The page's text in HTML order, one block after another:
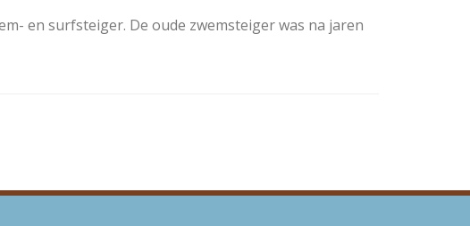
en surfsteiger. De oude zwemsteiger was na jaren